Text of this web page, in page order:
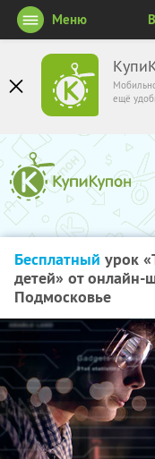
ещё
Меню
Бесплатный урок
детей» от онлайн-
Подмосковье